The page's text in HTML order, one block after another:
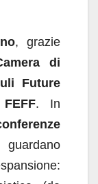
, grazie
di
Future
FEFF. In